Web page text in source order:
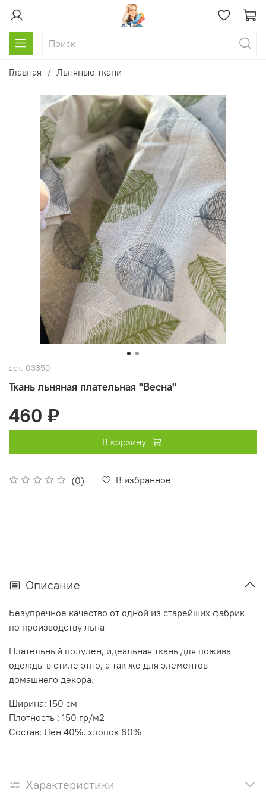
Главная Льняные ткани
арт. 03350
Ткань льняная плательная "Весна"
(0) В избранное
460 ₽
В корзину
Описание
Безупречное качество от одной из старейших фабрик
по производству льна
Плательный полулен, идеальная ткань для пожива
одежды в стиле этно, а так же для элементов
домашнего декора.
Ширина: 150 см
Плотность : 150 гр/м2
Состав: Лен 40%, хлопок 60%
Характеристики